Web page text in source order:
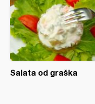
Salata od graška